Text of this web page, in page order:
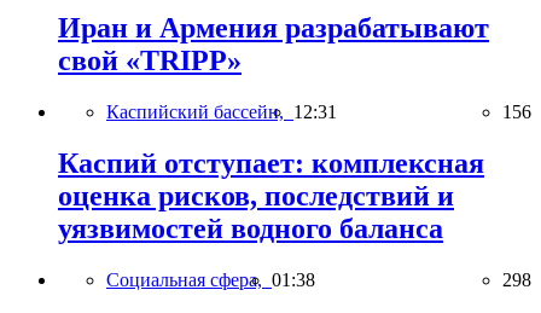
Иран и Армения разрабатывают
свой «TRIPP»
Каспийский бассейн, 12:31 156
Каспий отступает: комплексная
оценка рисков, последствий и
уязвимостей водного баланса
Социальная сфера, 01:38 298